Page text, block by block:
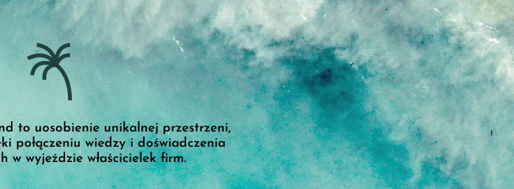
to uosobienie unikalnej przestrzeni,
połączeniu wiedzy i doświadczenia
w wyjeździe właścicielek firm.